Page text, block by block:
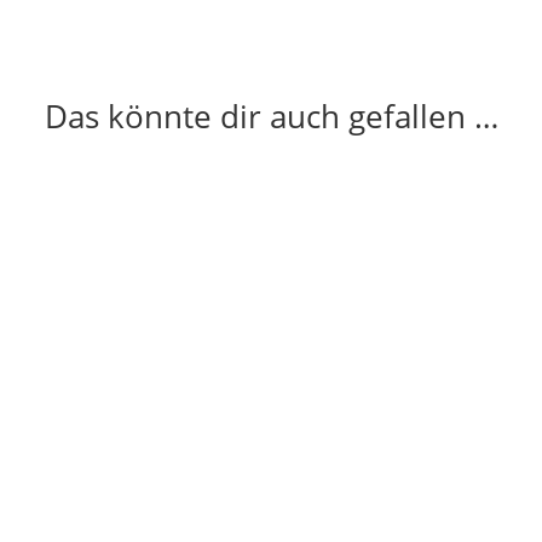
Das könnte dir auch gefallen …